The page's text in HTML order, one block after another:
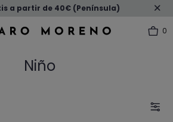
a partir de 40€ (Península)
0
Niño